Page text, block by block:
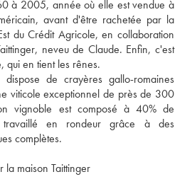
à 2005, année où elle est vendue à
avant d'être rachetée par la
du Crédit Agricole, en collaboration
neveu de Claude. Enfin, c'est
qui en tient les rênes.
dispose de crayères gallo-romaines
viticole exceptionnel de près de 300
vignoble est composé à 40% de
travaillé en rondeur grâce à des
complètes.
la maison Taittinger